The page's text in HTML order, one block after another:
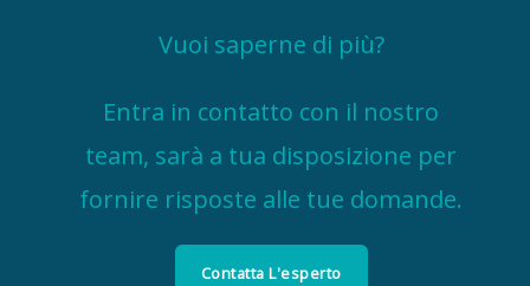
Vuoi saperne di più?
Entra in contatto con il nostro
team, sarà a tua disposizione per
fornire risposte alle tue domande.
Contatta L'esperto